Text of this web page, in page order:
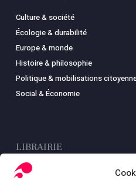
Culture & société
Écologie & durabilité
Europe & monde
Histoire & philosophie
Politique & mobilisations
Social & Économie
LIBRAIRIE
Boutique